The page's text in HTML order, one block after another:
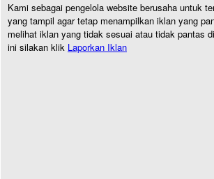
Kami sebagai pengelola website berusaha untuk
yang tampil agar tetap menampilkan iklan yang
melihat iklan yang tidak sesuai atau tidak pantas
ini silakan klik Laporkan Iklan